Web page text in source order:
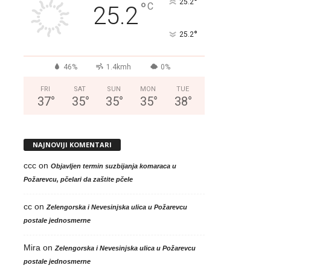
25.2°C
25.2°
46% 1.4kmh 0%
FRI
37°
SAT
35°
SUN
35°
MON
35°
TUE
38°
NAJNOVIJI KOMENTARI
cccon Objavljen termin suzbijanja komaraca u
Požarevcu, pčelari da zaštite pčele
ccon Zelengorska i Nevesinjska ulica u Požarevcu
postale jednosmerne
Mira on Zelengorska i Nevesinjska ulica u Požarevcu
postale jednosmerne